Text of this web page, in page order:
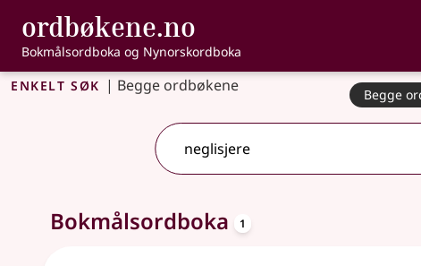
Gå til hovudinnhald
Tilgjenge
ordbøkene.no ,
Bokmålsordboka og Nynorskordboka
Enkelt søk | Begge ordbøkene Begge
Bokmålsordboka 1